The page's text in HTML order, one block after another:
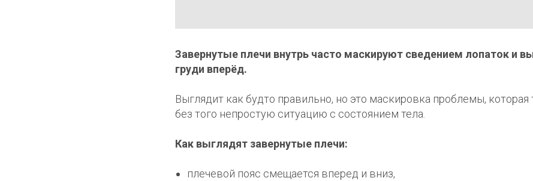
Завернутые плечи внутрь часто маскируют сведением лопаток и
груди вперёд.
Выглядит как будто правильно, но это маскировка проблемы, которая
без того непростую ситуацию с состоянием тела.
Как выглядят завернутые плечи:
плечевой пояс смещается вперед и вниз,